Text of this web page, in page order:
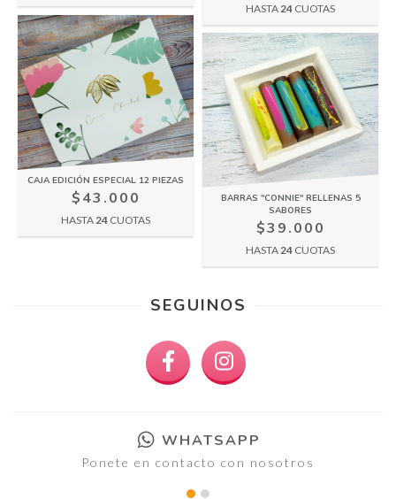
HASTA 24 CUOTAS
CAJA EDICIÓN ESPECIAL 12 PIEZAS
$43.000
HASTA24 CUOTAS
BARRAS "CONNIE" RELLENAS 5
SABORES
$39.000
HASTA24 CUOTAS
SEGUINOS
WHATSAPP
Ponete en contacto con nosotros